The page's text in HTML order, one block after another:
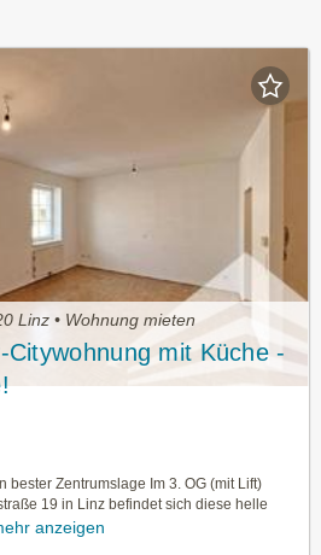
Linz • Wohnung mieten
Citywohnung mit Küche -
bester Zentrumslage Im 3. OG (mit Lift)
19 in Linz befindet sich diese helle
anzeigen